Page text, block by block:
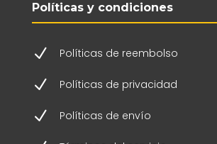
Políticas y condiciones
N Políticas de reembolso
N Políticas de privacidad
N Políticas de envío